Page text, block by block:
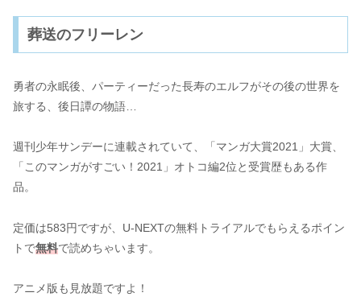
葬送のフリーレン
勇者の永眠後、パーティーだった長寿のエルフがその後の世界を
旅する、後日譚の物語…
週刊少年サンデーに連載されていて、「マンガ大賞2021」大賞、
「このマンガがすごい！2021」オトコ編2位と受賞歴もある作
品。
定価は583円ですが、U-NEXTの無料トライアルでもらえるポイン
トで無料で読めちゃいます。
アニメ版も見放題ですよ！